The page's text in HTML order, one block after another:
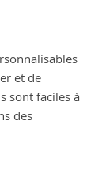
et de
sont faciles à
des